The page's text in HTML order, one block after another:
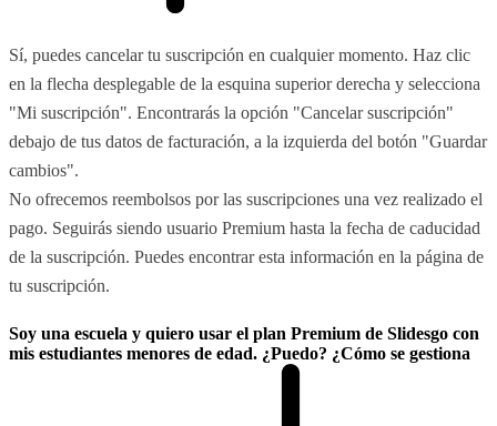
Sí, puedes cancelar tu suscripción en cualquier momento. Haz clic
en la flecha desplegable de la esquina superior derecha y selecciona
"Mi suscripción". Encontrarás la opción "Cancelar suscripción"
debajo de tus datos de facturación, a la izquierda del botón "Guardar
cambios".
No ofrecemos reembolsos por las suscripciones una vez realizado el
pago. Seguirás siendo usuario Premium hasta la fecha de caducidad
de la suscripción. Puedes encontrar esta información en la página de
tu suscripción.
Soy una escuela y quiero usar el plan Premium de Slidesgo con
mis estudiantes menores de edad. ¿Puedo? ¿Cómo se gestiona